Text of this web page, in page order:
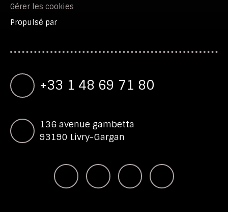
Gérer les cookies
Propulsé par
+33 1 48 69 71 80
136 avenue gambetta
93190 Livry-Gargan